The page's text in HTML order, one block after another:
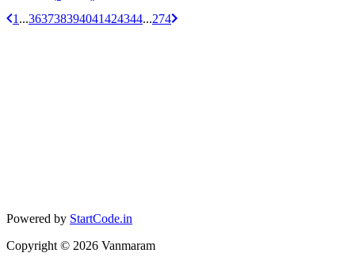
1 ...363738394041424344...274
Powered by StartCode.in
Copyright © 2026 Vanmaram